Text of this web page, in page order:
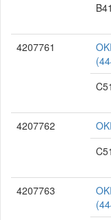
4207761
4207762
4207763